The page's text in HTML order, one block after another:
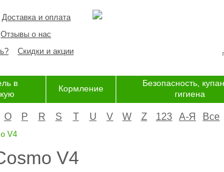
Доставка и оплата
Отзывы о нас
Скидки и акции
в
Кормление
Безопасность,
гигиена
O P R S T U V W Z 123 А-Я Все
V4
V4